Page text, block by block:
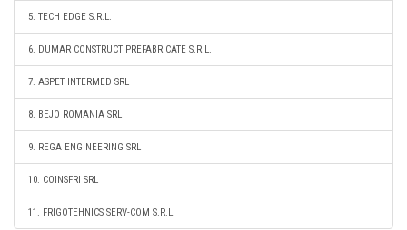
5. TECH EDGE S.R.L.
6. DUMAR CONSTRUCT PREFABRICATE S.R.L.
7. ASPET INTERMED SRL
8. BEJO ROMANIA SRL
9. REGA ENGINEERING SRL
10. COINSFRI SRL
11. FRIGOTEHNICS SERV-COM S.R.L.